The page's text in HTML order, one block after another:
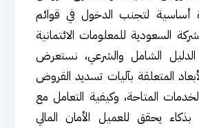
أساسية لتجنب الدخول في قوائم
السعودية للمعلومات الائتمانية
الشامل والشرعي، نستعرض
المتعلقة بآليات تسديد القروض
المتاحة، وكيفية التعامل مع
بذكاء يحقق للعميل الأمان المالي